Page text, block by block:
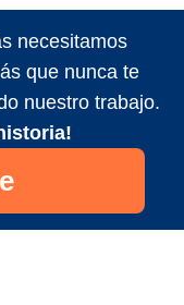
necesitamos
que nunca te
nuestro trabajo.